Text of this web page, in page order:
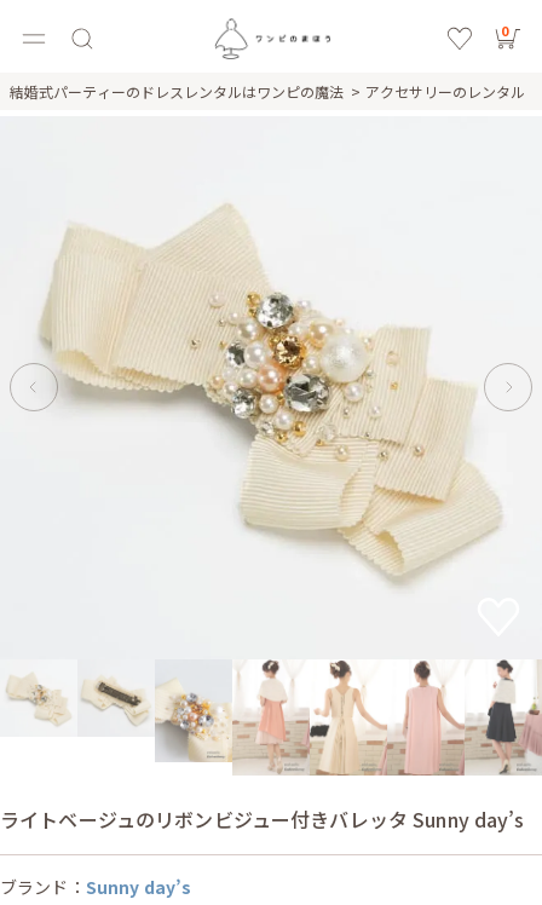
0
結婚式パーティーのドレスレンタルはワンピの魔法 アクセサリーのレンタル
ライトベージュのリボンビジュー付きバレッタ Sunny day’s
ブランド： Sunny day’s